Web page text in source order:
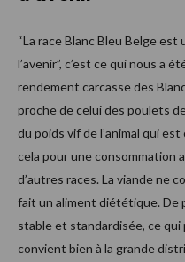
“La race Blanc Bleu Belge est
l’avenir”, c’est ce qui nous a
rendement carcasse des
proche de celui des poulets
du poids vif de l’animal qui
cela pour une consommation
d’autres races. La viande ne
fait un aliment diététique. De
stable et standardisée, ce
convient bien à la grande